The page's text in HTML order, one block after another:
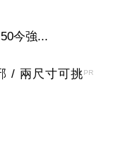
今強...
/ 兩尺寸可挑PR